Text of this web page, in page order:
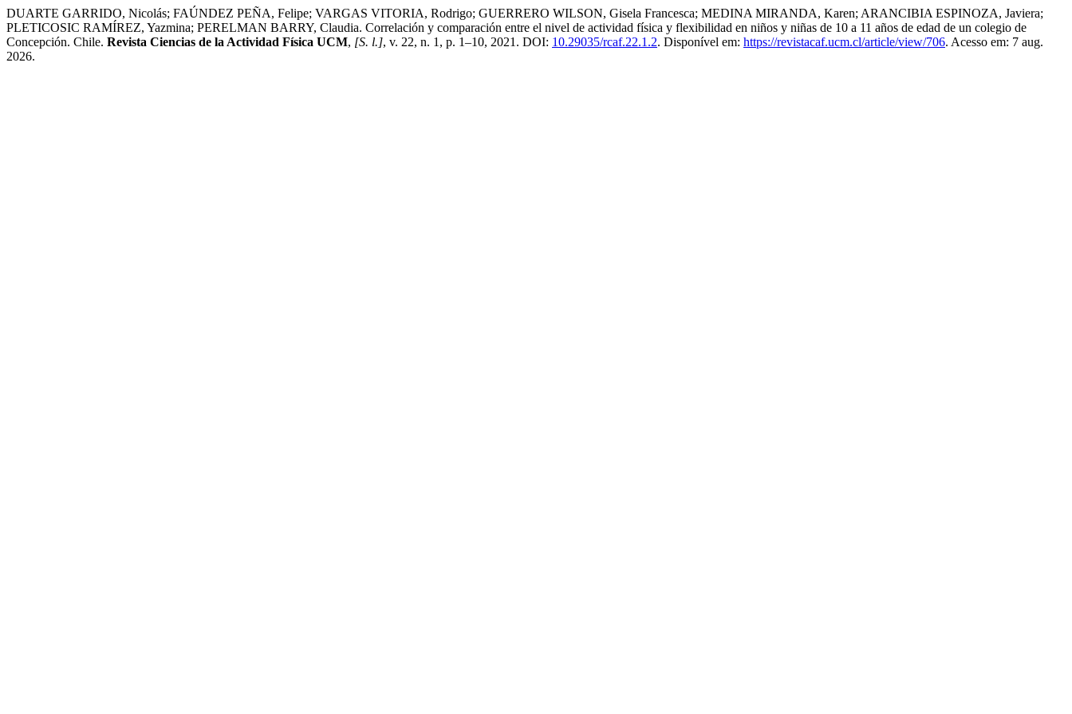
DUARTE GARRIDO, Nicolás; FAÚNDEZ PEÑA, Felipe; VARGAS VITORIA, Rodrigo; GUERRERO WILSON, Gisela Francesca; MEDINA MIRANDA, Karen; ARANCIBIA ESPINOZA, Javiera;
PLETICOSIC RAMÍREZ, Yazmina; PERELMAN BARRY, Claudia. Correlación y comparación entre el nivel de actividad física y flexibilidad en niños y niñas de 10 a 11 años de edad de un colegio de
Concepción. Chile. Revista Ciencias de la Actividad Física UCM, [S. l.], v. 22, n. 1, p. 1–10, 2021. DOI: 10.29035/rcaf.22.1.2. Disponível em: https://revistacaf.ucm.cl/article/view/706. Acesso em: 7 aug.
2026.